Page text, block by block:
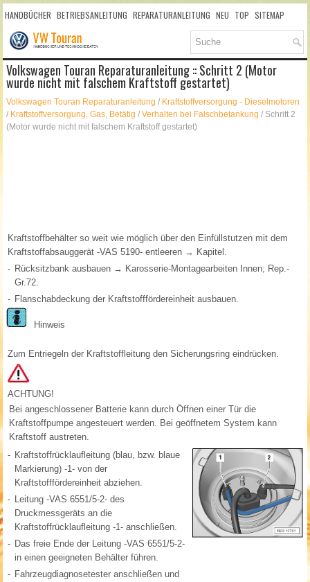
HANDBÜCHER BETRIEBSANLEITUNG REPARATURANLEITUNG NEU TOP SITEMAP
SUCHLAUF
Volkswagen Touran Reparaturanleitung :: Schritt 2 (Motor
wurde nicht mit falschem Kraftstoff gestartet)
Volkswagen Touran Reparaturanleitung / Kraftstoffversorgung - Dieselmotoren
/ Kraftstoffversorgung, Gas, Betätig /Verhalten bei Falschbetankung / Schritt 2
(Motor wurde nicht mit falschem Kraftstoff gestartet)
Kraftstoffbehälter so weit wie möglich über den Einfüllstutzen mit dem
Kraftstoffabsauggerät -VAS 5190- entleeren → Kapitel.
- Rücksitzbank ausbauen → Karosserie-Montagearbeiten Innen; Rep.-
Gr.72.
- Flanschabdeckung der Kraftstofffördereinheit ausbauen.
Hinweis
Zum Entriegeln der Kraftstoffleitung den Sicherungsring eindrücken.
ACHTUNG!
Bei angeschlossener Batterie kann durch Öffnen einer Tür die
Kraftstoffpumpe angesteuert werden. Bei geöffnetem System kann
Kraftstoff austreten.
- Kraftstoffrücklaufleitung (blau, bzw. blaue
Markierung) -1- von der
Kraftstofffördereinheit abziehen.
- Leitung -VAS 6551/5-2- des
Druckmessgeräts an die
Kraftstoffrücklaufleitung -1- anschließen.
- Das freie Ende der Leitung -VAS 6551/5-2-
in einen geeigneten Behälter führen.
- Fahrzeugdiagnosetester anschließen und